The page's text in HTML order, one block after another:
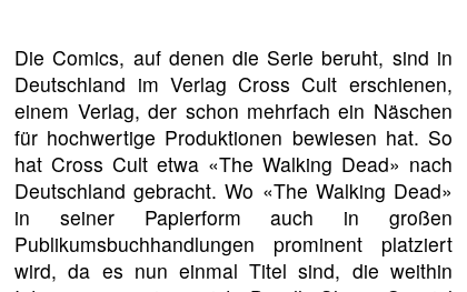
Die Comics, auf denen die Serie beruht, sind in
Deutschland im Verlag Cross Cult erschienen,
einem Verlag, der schon mehrfach ein Näschen
für hochwertige Produktionen bewiesen hat. So
hat Cross Cult etwa «The Walking Dead» nach
Deutschland gebracht. Wo «The Walking Dead»
in seiner Papierform auch in großen
Publikumsbuchhandlungen prominent platziert
wird, da es nun einmal Titel sind, die weithin